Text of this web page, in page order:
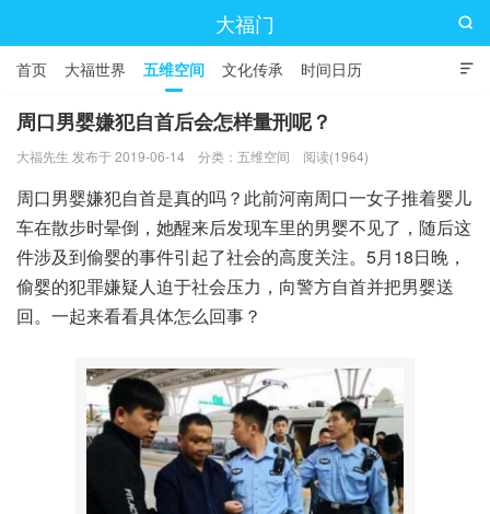
大福门

首页 大福世界 五维空间 文化传承 时间日历

周口男婴嫌犯自首后会怎样量刑呢？
大福先生 发布于 2019-06-14 分类： 五维空间 阅读(1964)
周口男婴嫌犯自首是真的吗？此前河南周口一女子推着婴儿
车在散步时晕倒，她醒来后发现车里的男婴不见了，随后这
件涉及到偷婴的事件引起了社会的高度关注。5月18日晚，
偷婴的犯罪嫌疑人迫于社会压力，向警方自首并把男婴送
回。一起来看看具体怎么回事？